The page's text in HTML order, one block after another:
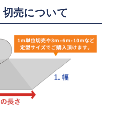
売について